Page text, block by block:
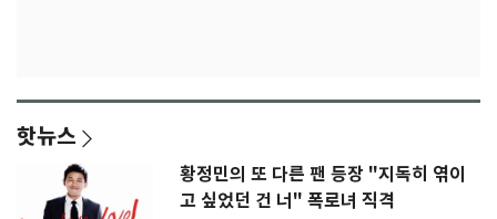
핫뉴스
황정민의 또 다른 팬 등장 "지독히 엮이
고 싶었던 건 너" 폭로녀 직격